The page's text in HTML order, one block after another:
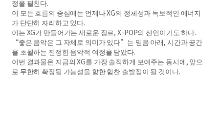
정을 펼친다.
이 모든 흐름의 중심에는 언제나 XG의 정체성과 독보적인 에너지
가 단단히 자리하고 있다.
이는 XG가 만들어가는 새로운 장르, X-POP의 선언이기도 하다.
“좋은 음악은 그 자체로 의미가 있다”는 믿음 아래, 시간과 공간
을 초월하는 진정한 음악적 여정을 담았다.
이번 결과물은 지금의 XG를 가장 솔직하게 보여주는 동시에, 앞으
로 무한히 확장될 가능성을 향한 힘찬 출발점이 될 것이다.